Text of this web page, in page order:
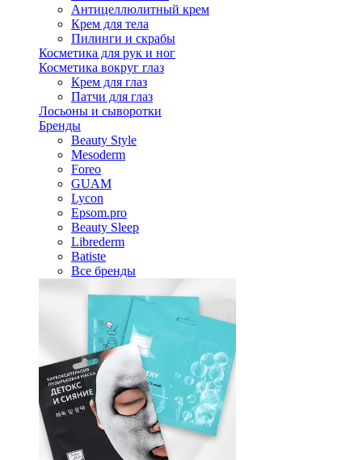
Антицеллюлитный крем
Крем для тела
Пилинги и скрабы
Косметика для рук и ног
Косметика вокруг глаз
Крем для глаз
Патчи для глаз
Лосьоны и сыворотки
Бренды
Beauty Style
Mesoderm
Foreo
GUAM
Lycon
Epsom.pro
Beauty Sleep
Librederm
Batiste
Все бренды